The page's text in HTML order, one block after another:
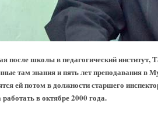
после школы в педагогический
там знания и пять лет преподавания в
ей потом в должности старшего
в октябре 2000 года.